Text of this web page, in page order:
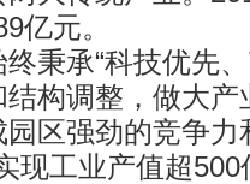
亿元。
秉承“科技优先
构调整，做大
区强劲的竞争
现工业产值超